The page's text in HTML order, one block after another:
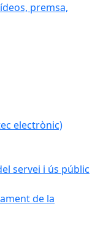
premsa,
electrònic)
servei i ús públic
de la